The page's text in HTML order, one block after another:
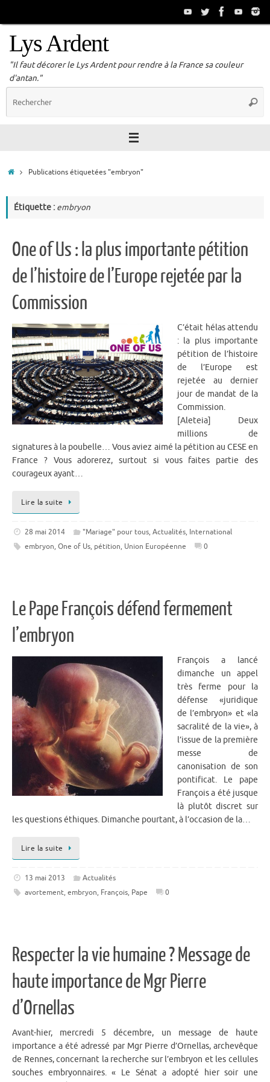
Lys Ardent
"Il faut décorer le Lys Ardent pour rendre à la France sa couleur
d'antan."
AccueilPublications étiquetées "embryon"
Étiquette : embryon
One of Us : la plus importante pétition
de l’histoire de l’Europe rejetée par la
Commission
C’était hélas attendu
: la plus importante
pétition de l’histoire
de l’Europe est
rejetée au dernier
jour de mandat de la
Commission.
[Aleteia] Deux
millions de
signatures à la poubelle… Vous aviez aimé la pétition au CESE en
France ? Vous adorerez, surtout si vous faites partie des
courageux ayant…
Lire la suite
28 mai 2014 "Mariage" pour tous,Actualités, International
embryon, One of Us, pétition, Union Européenne 0
Le Pape François défend fermement
l’embryon
François a lancé
dimanche un appel
très ferme pour la
défense «juridique
de l’embryon» et «la
sacralité de la vie», à
l’issue de la première
messe de
canonisation de son
pontificat. Le pape
François a été jusque
là plutôt discret sur
les questions éthiques. Dimanche pourtant, à l’occasion de la…
Lire la suite
13 mai 2013
Actualités
avortement, embryon, François, Pape 0
Respecter la vie humaine ? Message de
haute importance de Mgr Pierre
d’Ornellas
Avant-hier, mercredi 5 décembre, un message de haute
importance a été adressé par Mgr Pierre d’Ornellas, archevêque
de Rennes, concernant la recherche sur l’embryon et les cellules
souches embryonnaires. « Le Sénat a adopté hier soir une